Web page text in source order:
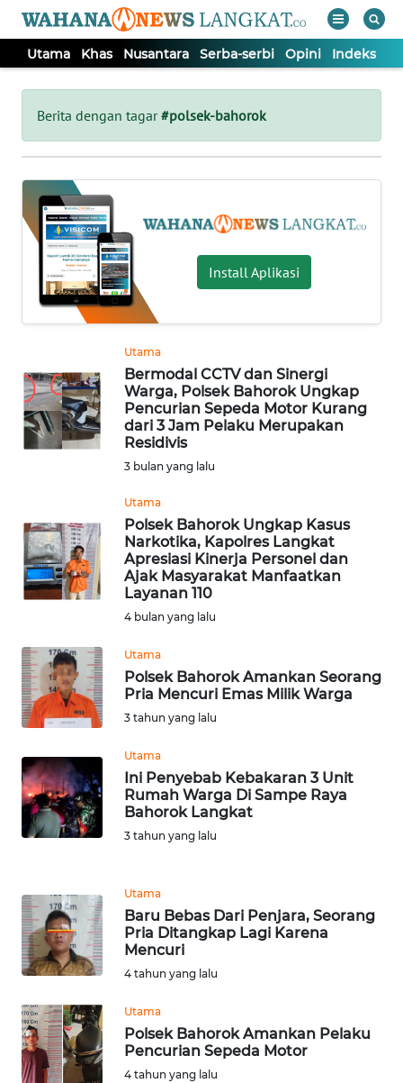
Utama Khas Nusantara Serba-serbi Opini Indeks
Berita dengan tagar#polsek-bahorok
Install Aplikasi
Utama
Bermodal CCTV dan Sinergi
Warga, Polsek Bahorok Ungkap
Pencurian Sepeda Motor Kurang
dari 3 Jam Pelaku Merupakan
Residivis
3 bulan yang lalu
Utama
Polsek Bahorok Ungkap Kasus
Narkotika, Kapolres Langkat
Apresiasi Kinerja Personel dan
Ajak Masyarakat Manfaatkan
Layanan 110
4 bulan yang lalu
Utama
Polsek Bahorok Amankan Seorang
Pria Mencuri Emas Milik Warga
3 tahun yang lalu
Utama
Ini Penyebab Kebakaran 3 Unit
Rumah Warga Di Sampe Raya
Bahorok Langkat
3 tahun yang lalu
Utama
Baru Bebas Dari Penjara, Seorang
Pria Ditangkap Lagi Karena
Mencuri
4 tahun yang lalu
Utama
Polsek Bahorok Amankan Pelaku
Pencurian Sepeda Motor
4 tahun yang lalu
Tutup
UTAMA
KHAS
NUSANTARA
SERBA-
SERBI
OPINI
Informasi
KONTAK
KAMI
INFO
TENTANG
KAMI
PEDOMAN
SIBER
REDAKSI
DISCLAIMER
Wahana
News
WN
SUMUT